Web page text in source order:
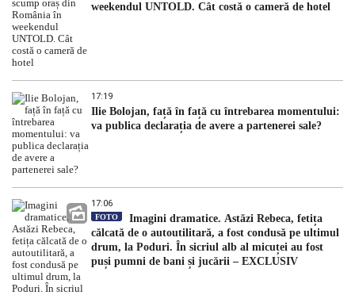
weekendul UNTOLD. Cât costă o cameră de hotel
17:19
Ilie Bolojan, față în față cu întrebarea momentului:
va publica declarația de avere a partenerei sale?
17:06
FOTO
Imagini dramatice. Astăzi Rebeca, fetița
călcată de o autoutilitară, a fost condusă pe ultimul
drum, la Poduri. În sicriul alb al micuței au fost
puși pumni de bani și jucării – EXCLUSIV